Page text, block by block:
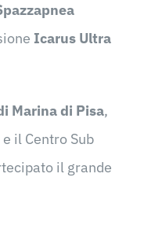
Icarus Ultra
Marina di Pisa,
il Centro Sub
il grande